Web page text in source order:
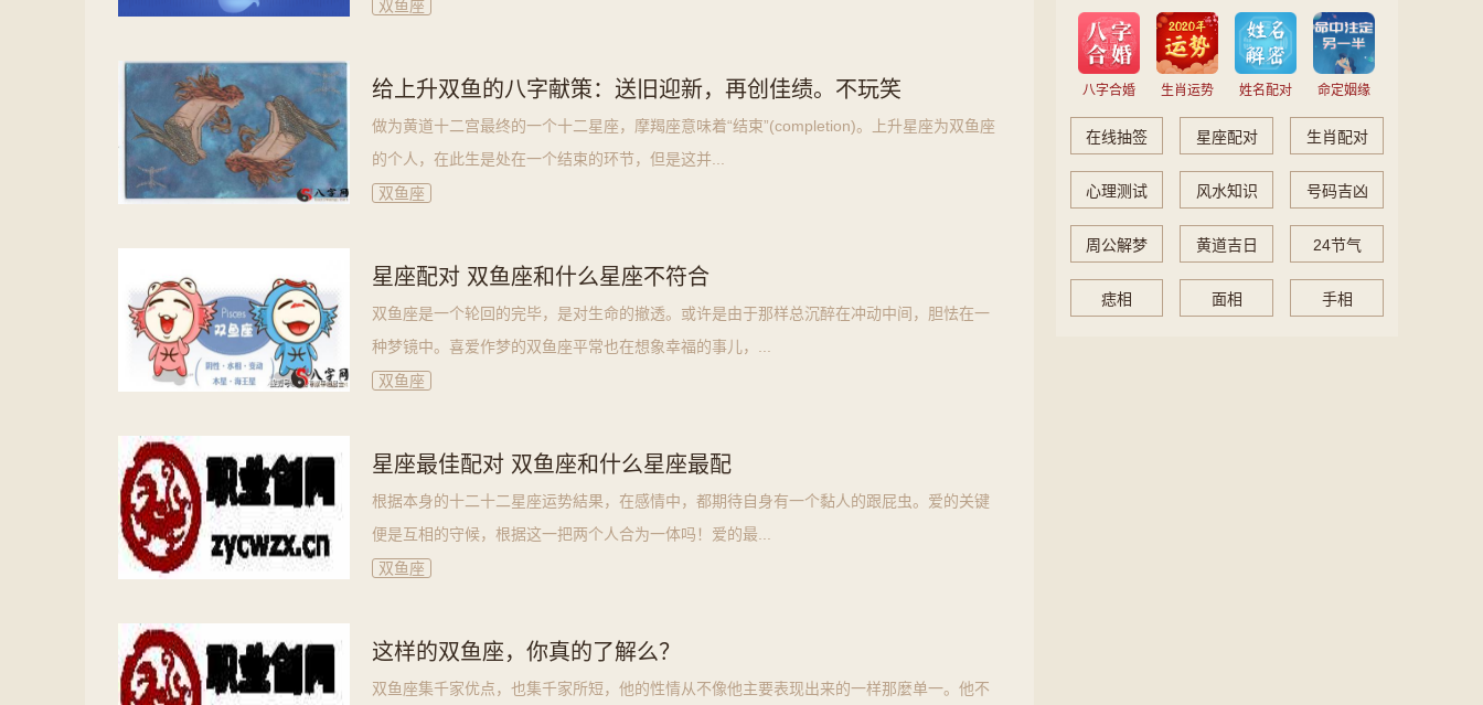
双鱼座
给上升双鱼的八字献策：送旧迎新，再创佳绩。不玩笑
做为黄道十二宫最终的一个十二星座，摩羯座意味着“结束”(completion)。上升星座为双鱼座
的个人，在此生是处在一个结束的环节，但是这并...
双鱼座
星座配对 双鱼座和什么星座不符合
双鱼座是一个轮回的完毕，是对生命的撤透。或许是由于那样总沉醉在冲动中间，胆怯在一
种梦镜中。喜爱作梦的双鱼座平常也在想象幸福的事儿，...
双鱼座
星座最佳配对 双鱼座和什么星座最配
根据本身的十二十二星座运势結果，在感情中，都期待自身有一个黏人的跟屁虫。爱的关键
便是互相的守候，根据这一把两个人合为一体吗！爱的最...
双鱼座
这样的双鱼座，你真的了解么？
双鱼座集千家优点，也集千家所短，他的性情从不像他主要表现出来的一样那麼单一。他不
八字合婚 生肖运势 姓名配对 命定姻缘
在线抽签 星座配对 生肖配对
心理测试 风水知识 号码吉凶
周公解梦 黄道吉日 24节气
痣相 面相 手相